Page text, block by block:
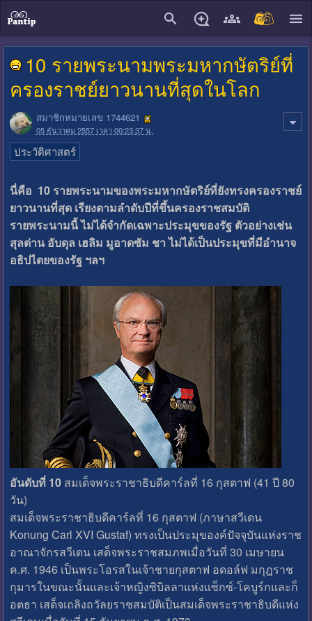
10 รายพระนามพระมหากษัตริย์ที่
ครองราชย์ยาวนานที่สุดในโลก
สมาชิกหมายเลข 1744621
05 ธันวาคม 2557 เวลา 00:23:37 น.
ประวัติศาสตร์
นี่คือ 10 รายพระนามของพระมหากษัตริย์ที่ยังทรงครองราชย์
ยาวนานที่สุด เรียงตามลำดับปีที่ขึ้นครองราชสมบัติ
รายพระนามนี้ ไม่ได้จำกัดเฉพาะประมุขของรัฐ ตัวอย่างเช่น
สุลต่าน อับดุล เฮลิม มูอาดซัม ชา ไม่ได้เป็นประมุขที่มีอำนาจ
อธิปไตยของรัฐ ฯลฯ
อันดับที่ 10สมเด็จพระราชาธิบดีคาร์ลที่ 16 กุสตาฟ (41 ปี 80
วัน)
สมเด็จพระราชาธิบดีคาร์ลที่ 16 กุสตาฟ (ภาษาสวีเดน
Konung Carl XVI Gustaf) ทรงเป็นประมุของค์ปัจจุบันแห่งราช
อาณาจักรสวีเดน เสด็จพระราชสมภพเมื่อวันที่ 30 เมษายน
ค.ศ. 1946 เป็นพระโอรสในเจ้าชายกุสตาฟ อดอล์ฟ มกุฎราช
กุมารในขณะนั้นและเจ้าหญิงซิบิลลาแห่งแซ็กซ์-โคบูร์กและก็
อตธา เสด็จเถลิงถวัลยราชสมบัติเป็นสมเด็จพระราชาธิบดีแห่ง
close